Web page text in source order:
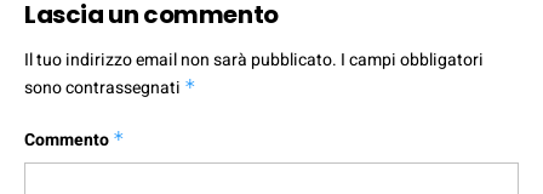
Lascia un commento
Il tuo indirizzo email non sarà pubblicato. I campi obbligatori
sono contrassegnati *
Commento *